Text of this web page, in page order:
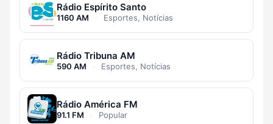
Rádio Espírito Santo
1160 AM · Esportes, Notícias
Rádio Tribuna AM
590 AM · Esportes, Notícias
Rádio América FM
91.1 FM · Popular